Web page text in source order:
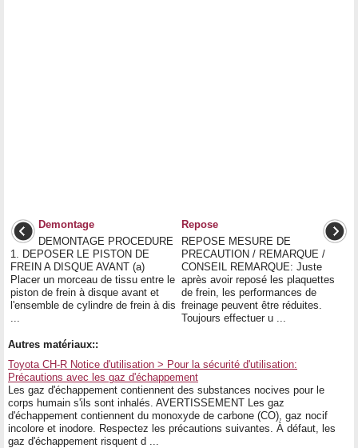
Demontage
DEMONTAGE PROCEDURE
1. DEPOSER LE PISTON DE
FREIN A DISQUE AVANT (a)
Placer un morceau de tissu entre le
piston de frein à disque avant et
l'ensemble de cylindre de frein à dis
Repose
REPOSE MESURE DE
PRECAUTION / REMARQUE /
CONSEIL REMARQUE: Juste
après avoir reposé les plaquettes
de frein, les performances de
freinage peuvent être réduites.
Toujours effectuer u ...
Autres matériaux::
Toyota CH-R Notice d'utilisation > Pour la sécurité d'utilisation:
Précautions avec les gaz d'échappement
Les gaz d'échappement contiennent des substances nocives pour le
corps humain s'ils sont inhalés. AVERTISSEMENT Les gaz
d'échappement contiennent du monoxyde de carbone (CO), gaz nocif
incolore et inodore. Respectez les précautions suivantes. À défaut, les
gaz d'échappement risquent d ...